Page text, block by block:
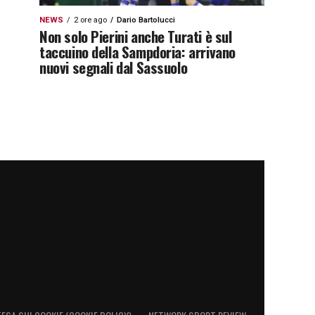
NEWS 2 ore ago Dario Bartolucci
Non solo Pierini anche Turati è sul
taccuino della Sampdoria: arrivano
nuovi segnali dal Sassuolo